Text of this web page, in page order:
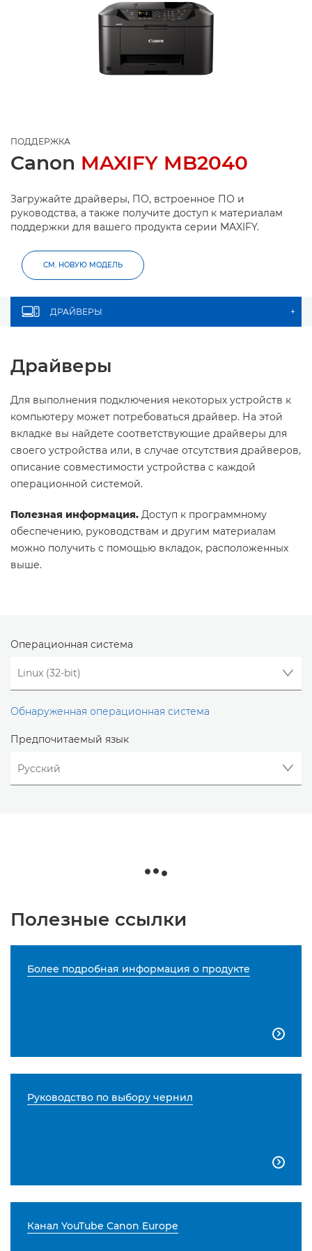
ПОДДЕРЖКА
Canon MAXIFY MB2040
Загружайте драйверы, ПО, встроенное ПО и
руководства, а также получите доступ к материалам
поддержки для вашего продукта серии MAXIFY.
СМ. НОВУЮ МОДЕЛЬ
ДРАЙВЕРЫ +
Драйверы
Для выполнения подключения некоторых устройств к
компьютеру может потребоваться драйвер. На этой
вкладке вы найдете соответствующие драйверы для
своего устройства или, в случае отсутствия драйверов,
описание совместимости устройства с каждой
операционной системой.
Полезная информация. Доступ к программному
обеспечению, руководствам и другим материалам
можно получить с помощью вкладок, расположенных
выше.
Операционная система
Обнаруженная операционная система
Предпочитаемый язык
Полезные ссылки
Более подробная информация о продукте

Руководство по выбору чернил

Канал YouTube Canon Europe